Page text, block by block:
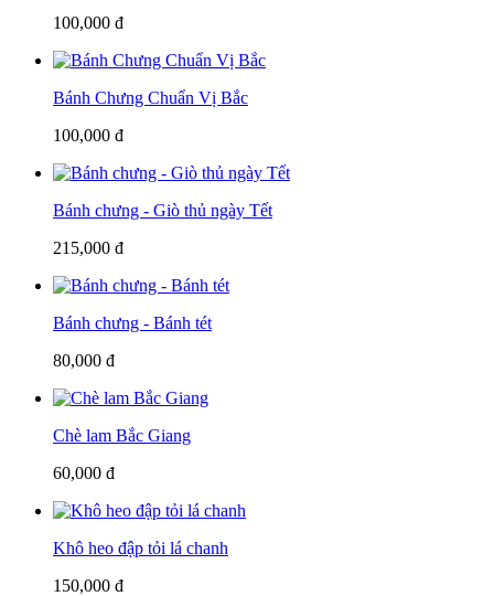
100,000 đ
Bánh Chưng Chuẩn Vị Bắc
100,000 đ
Bánh chưng - Giò thủ ngày Tết
215,000 đ
Bánh chưng - Bánh tét
80,000 đ
Chè lam Bắc Giang
60,000 đ
Khô heo đập tỏi lá chanh
150,000 đ